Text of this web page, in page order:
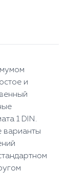
и
1 DIN.
варианты